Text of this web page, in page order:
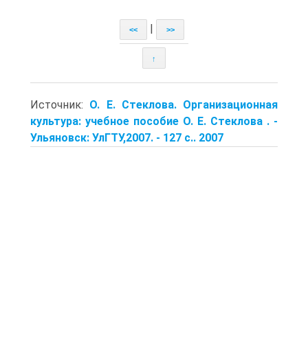
<< >>
↑
Источник: О. Е. Стеклова. Организационная
культура: учебное пособие О. Е. Стеклова . -
Ульяновск: УлГТУ,2007. - 127 с.. 2007